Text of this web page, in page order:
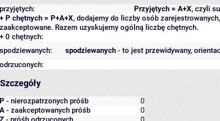
Przyjętych = A+X, czyli
przyjętych:
+ P chętnych = P+A+X, dodajemy do liczby osób
zaakceptowane. Razem uzyskujemy ogólną liczbę chętnych.
+ 0 chętnych:
spodziewanych - to jest przewidywany,
spodziewanych:
odrzuconych:
Szczegóły
P - nierozpatrzonych próśb
0
A - zaakceptowanych próśb
0